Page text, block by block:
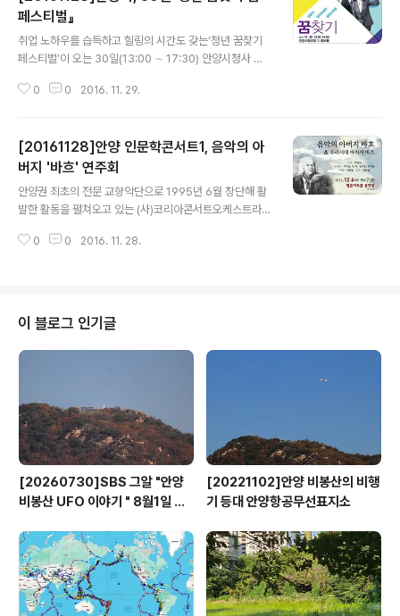
페스티벌』
취업 노하우를 습득하고 힐링의 시간도 갖는‘청년 꿈찾기
페스티벌’이 오는 30일(13:00 ∼ 17:30) 안양시청사 대
사는 관내 대학 및 특성화고 졸업을 앞두고 있거나 청년층
치해 취업과 관련한 다양한 서비스를 진행한다. 안양창조
산업진흥원은 청년창업 공간으로 각광받는 A-Cube에 대
해 소개할 예정이며, 시 일자리센터는 이력서 용 무료사진
촬영 코너를 운영한다. 또 고용노동부 안양지청은 취업정
보 안내와 함께 구인구직 상담을 실시하고, 안양YWCA는
자체 운영하는 취업프로그램에 대해 안내할 계획이다. 취
0 0 2016. 11. 29.
[20161128]안양 인문학콘서트1, 음악의 아
버지 '바흐' 연주회
안양권 최초의 전문 교향악단으로 1995년 6월 창단해 활
발한 활동을 펼쳐오고 있는 (사)코리아콘서트오케스트라가
감독 의 지휘로 ‘음악의 아버지 바흐, 우리 시대의 아버지
음악사에 있어 큰 인물로 이날 공연에서는 바흐의 음악 고
향이자 18세기 공예와 무역의 중심 도시인 라이프치히를
배경으로 바흐가 음악을 만들기까지의 이야기, 바흐가 쓰
리아콘서트오케스트라가 기획한..
0 0 2016. 11. 28.
이 블로그 인기글
[20260730]SBS 그알 "안양
비봉산 UFO 이야기 " 8월1일 방
[20221102]안양 비봉산의 비행
기 등대 안양항공무선표지소